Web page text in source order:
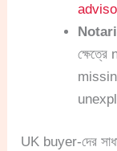
UK buyer-দের